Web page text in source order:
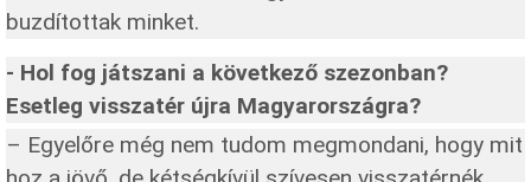
buzdítottak minket.
- Hol fog játszani a következő szezonban?
Esetleg visszatér újra Magyarországra?
– Egyelőre még nem tudom megmondani, hogy mit